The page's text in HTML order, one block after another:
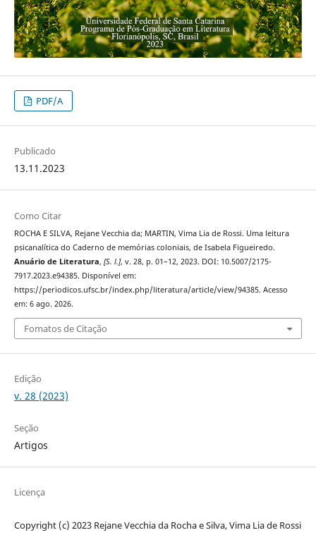
PDF/A
Publicado
13.11.2023
Como Citar
ROCHA E SILVA, Rejane Vecchia da; MARTIN, Vima Lia de Rossi. Uma leitura
psicanalítica do Caderno de memórias coloniais, de Isabela Figueiredo.
Anuário de Literatura, [S. l.], v. 28, p. 01–12, 2023. DOI: 10.5007/2175-
7917.2023.e94385. Disponível em:
https://periodicos.ufsc.br/index.php/literatura/article/view/94385. Acesso
em: 6 ago. 2026.
Fomatos de Citação
Edição
v. 28 (2023)
Seção
Artigos
Licença
Copyright (c) 2023 Rejane Vecchia da Rocha e Silva, Vima Lia de Rossi